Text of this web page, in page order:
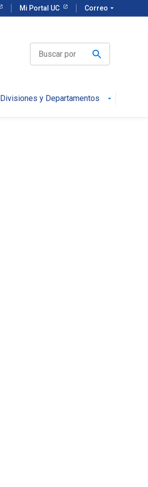
Mi Portal UC Correo arrow_drop_down
Divisiones y Departamentos